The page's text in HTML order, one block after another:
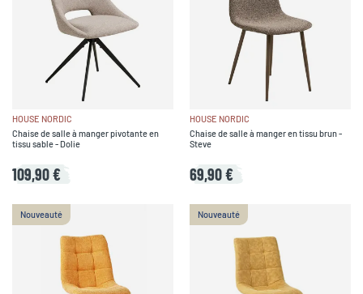
HOUSE NORDIC
Chaise de salle à manger pivotante en
tissu sable - Dolie
109,90 €
HOUSE NORDIC
Chaise de salle à manger en tissu brun -
Steve
69,90 €
Nouveauté Nouveauté